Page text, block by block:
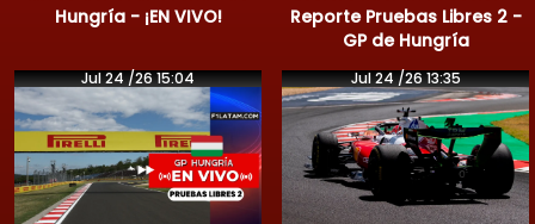
Hungría - ¡EN VIVO!
Reporte Pruebas Libres 2 -
GP de Hungría
Jul 24 /26 15:04 Jul 24 /26 13:35